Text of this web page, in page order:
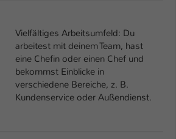
Vielfältiges Arbeitsumfeld: Du
arbeitest mit deinem Team, hast
eine Chefin oder einen Chef und
bekommst Einblicke in
verschiedene Bereiche, z. B.
Kundenservice oder Außendienst.